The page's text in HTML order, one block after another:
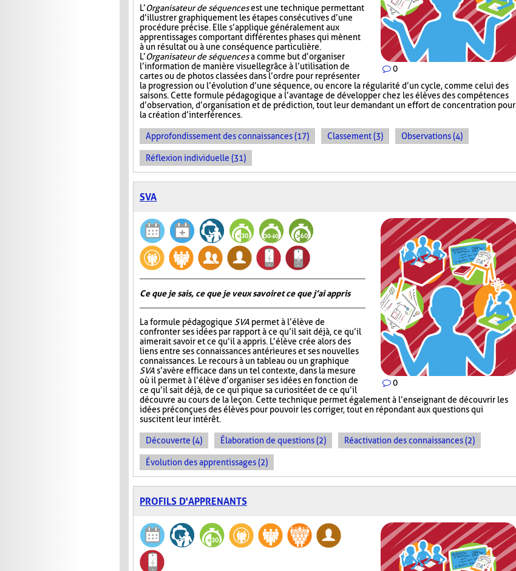
0
L’Organisateur de séquencesest une technique permettant
d’illustrer graphiquement les étapes consécutives d’une
procédure précise. Elle s’applique généralement aux
apprentissages comportant différentes phases qui mènent
à un résultat ou à une conséquence particulière.
L’Organisateur de séquencesa comme but d’organiser
l’information de manière visuellegrâce à l’utilisation de
cartes ou de photos classées dans l’ordre pour représenter
la progression ou l’évolution d’une séquence, ou encore la régularité d’un cycle, comme celui des
saisons. Cette formule pédagogique a l’avantage de développer chez les élèves des compétences
d’observation, d’organisation et de prédiction, tout leur demandant un effort de concentration pour
la création d’interférences.
Approfondissement des connaissances (17) Classement (3) Observations (4)
Réflexion individuelle (31)
SVA
0
Ce que je sais, ce que je veux savoir et ce que j’ai appris
La formule pédagogique SVA permet à l’élève de
confronter ses idées par rapport à ce qu’il sait déjà, ce qu’il
aimerait savoir et ce qu’il a appris. L’élève crée alors des
liens entre ses connaissances antérieures et ses nouvelles
connaissances. Le recours à un tableau ou un graphique
SVAs’avère efficace dans un tel contexte, dans la mesure
où il permet à l’élève d’organiser ses idées en fonction de
ce qu’il sait déjà, de ce qui pique sa curiosité et de ce qu’il
découvre au cours de la leçon. Cette technique permet également à l’enseignant de découvrir les
idées préconçues des élèves pour pouvoir les corriger, tout en répondant aux questions qui
suscitent leur intérêt.
Découverte (4) Élaboration de questions (2) Réactivation des connaissances (2)
Évolution des apprentissages (2)
PROFILS D'APPRENANTS